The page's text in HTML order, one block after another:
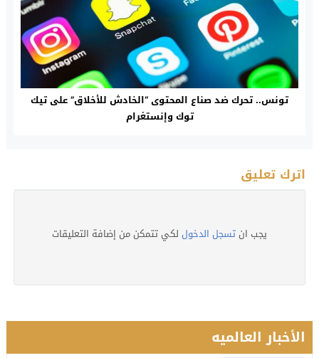
تونس.. تحرك ضد صناع المحتوى “الخادش للأخلاق” على تيك
توك وإنستغرام
اترك تعليق
يجب ان تسجل الدخول لكي تتمكن من إضافة التعليقات
الأخبار العالميه